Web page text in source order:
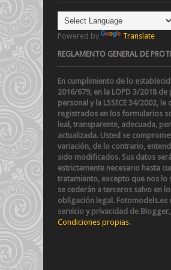
Powered by
Translate
REGLAMENTO GENERAL DE
En cumplimiento de lo
2016/679, en la LOPD 3/2018
personal y la LSSICE 34/2002, le
registrados en los formularios
leal, transparente, adecuada,
actualizada. Usted se
variación, de lo contrario,
sido modificados. Sus datos
estrictamente necesario hasta
tratamiento, excepto que nos lo
se cederán a terceros salvo en
obligación legal. Fotomodels.es
servicio y privacidad de
Condiciones propias.